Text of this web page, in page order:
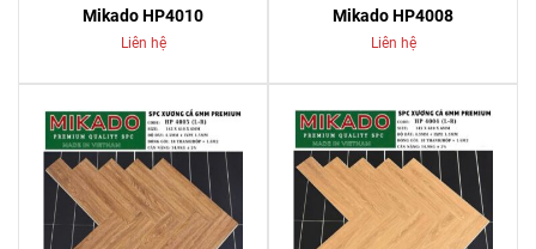
Mikado HP4010
Liên hệ
Mikado HP4008
Liên hệ